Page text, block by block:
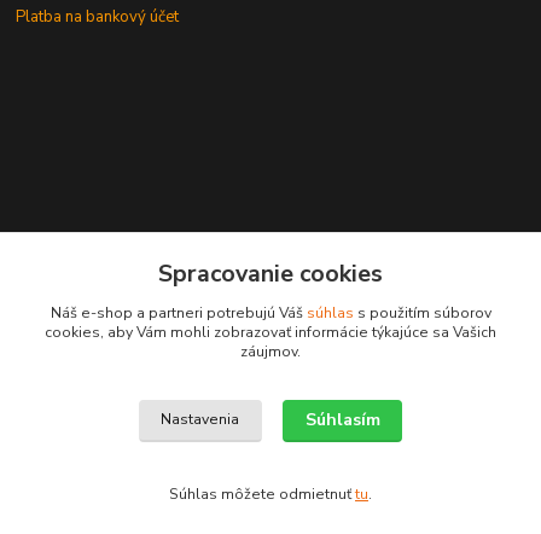
Platba na bankový účet
leksunsro@gmail.com
Upravit sběr cookies.
Spracovanie cookies
Náš e-shop a partneri potrebujú Váš súhlas s použitím súborov
cookies, aby Vám mohli zobrazovať informácie týkajúce sa Vašich
záujmov.
Nastavenia Súhlasím
Súhlas môžete odmietnuťtu.